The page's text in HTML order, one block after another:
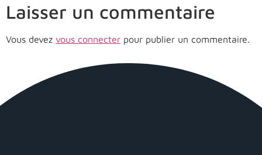
Laisser un commentaire
Vous devez vous connecter pour publier un commentaire.